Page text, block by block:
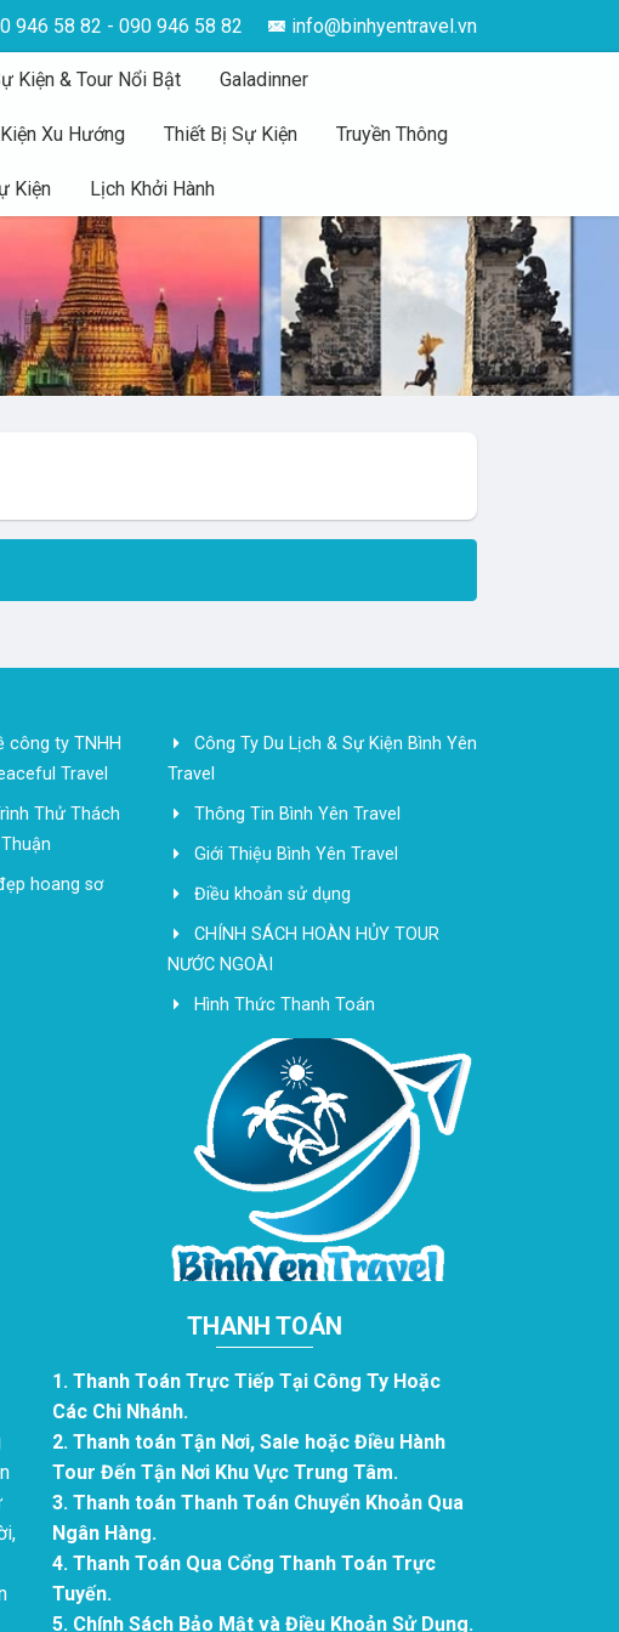
946 58 82 - 090 946 58 82 info@binhyentravel.vn
Kiện & Tour Nổi Bật Galadinner
Xu Hướng Thiết Bị Sự Kiện Truyền Thông
Kiện Lịch Khởi Hành
công ty TNHH
Travel
Thử Thách
hoang sơ
Công Ty Du Lịch & Sự Kiện Bình Yên
Travel
Thông Tin Bình Yên Travel
Giới Thiệu Bình Yên Travel
Điều khoản sử dụng
CHÍNH SÁCH HOÀN HỦY TOUR
NƯỚC NGOÀI
Hình Thức Thanh Toán
THANH TOÁN
1. Thanh Toán Trực Tiếp Tại Công Ty Hoặc
Các Chi Nhánh.
2. Thanh toán Tận Nơi, Sale hoặc Điều Hành
Tour Đến Tận Nơi Khu Vực Trung Tâm.
3. Thanh toán Thanh Toán Chuyển Khoản Qua
Ngân Hàng.
4. Thanh Toán Qua Cổng Thanh Toán Trực
Tuyến.
5. Chính Sách Bảo Mật và Điều Khoản Sử Dụng.